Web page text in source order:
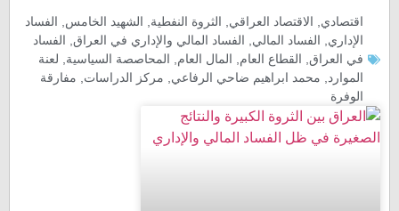
اقتصادي الاقتصاد العراقي الثروة النفطية الشهيد الخامس
الفساد
الإداري
الفساد المالي الفساد المالي والإداري في العراق
الفساد
في العراق
القطاع العام المال العام المحاصصة السياسية
لعنة
الموارد
محمد ابراهيم ضاحي الرفاعي مركز الدراسات
مفارقة
الوفرة